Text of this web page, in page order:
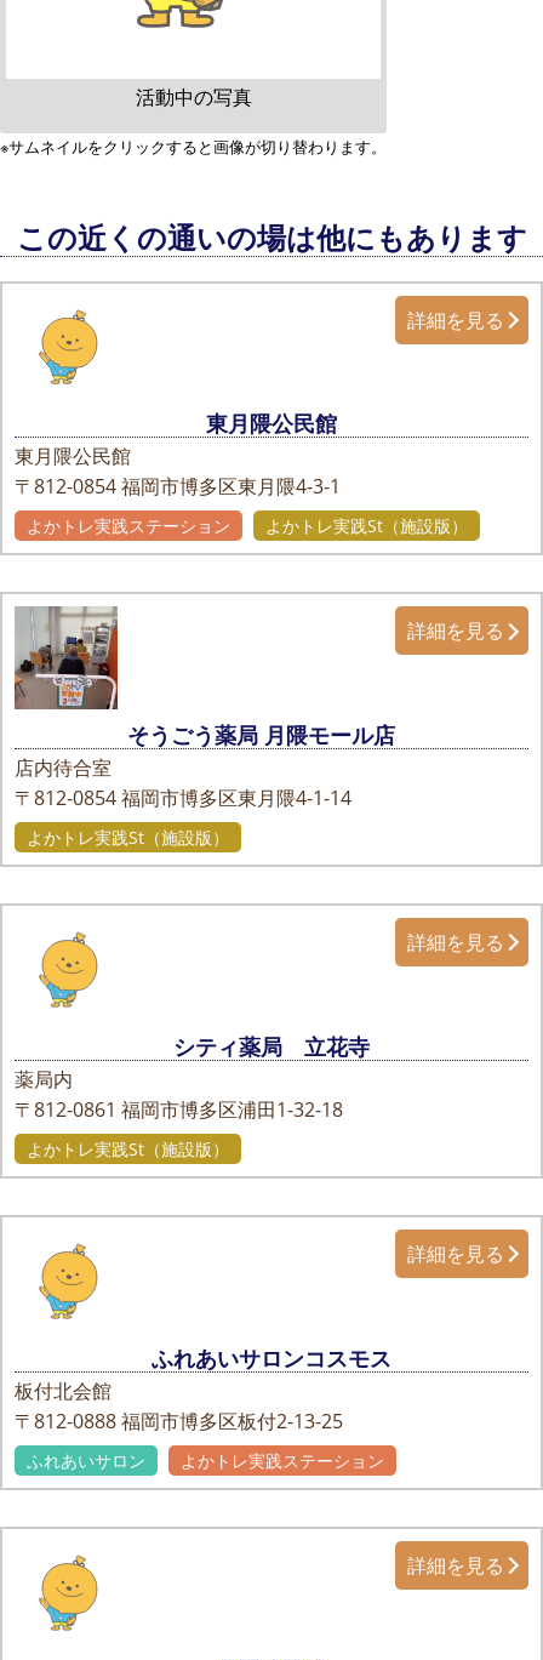
活動中の写真
※サムネイルをクリックすると画像が切り替わります。
この近くの通いの場は他にもあります
東月隈公民館
東月隈公民館
〒812-0854福岡市博多区東月隈4-3-1
詳細を見る
よかトレ実践ステーション よかトレ実践St（施設版）
そうごう薬局 月隈モール店
店内待合室
〒812-0854福岡市博多区東月隈4-1-14
詳細を見る
よかトレ実践St（施設版）
シティ薬局 立花寺
薬局内
〒812-0861 福岡市博多区浦田1-32-18
詳細を見る
よかトレ実践St（施設版）
ふれあいサロンコスモス
板付北会館
〒812-0888福岡市博多区板付2-13-25
詳細を見る
ふれあいサロン よかトレ実践ステーション
詳細を見る